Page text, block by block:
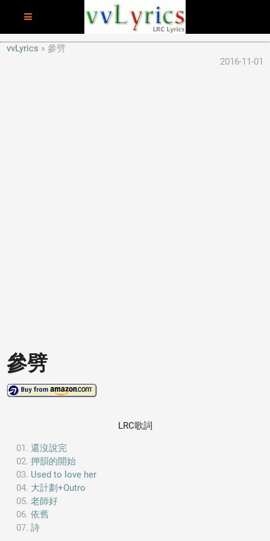
vvLyrics
參劈
2016-11-01
參劈
LRC歌詞
還沒說完
押韻的開始
Used to love her
大計劃+Outro
老師好
依舊
詩